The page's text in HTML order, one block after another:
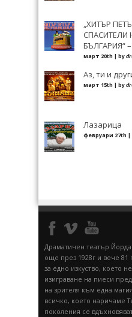
„ХИТЪР
СПАСИТЕЛИ
БЪЛГАРИЯ“
март 20th | by
Аз, ти и
март 15th | by
Лазарица
февруари 27th |
Драматичен театър
още през 1928г и вече
за едно изкуство, което
изиграване на пиеси
на зрителя към една
всичко, което наричаме
поколения се